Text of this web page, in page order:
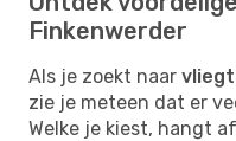
Finkenwerder
Als je zoekt naar
zie je meteen dat er
Welke je kiest, hangt